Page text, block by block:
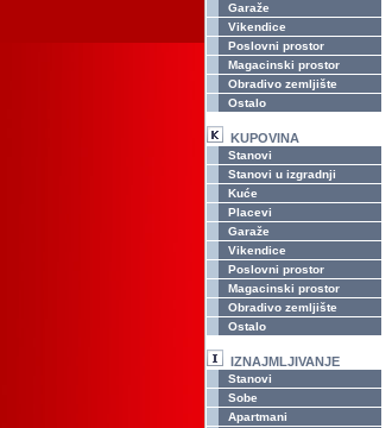
Garaže
Vikendice
Poslovni prostor
Magacinski prostor
Obradivo zemljište
Ostalo
KUPOVINA
Stanovi
Stanovi u izgradnji
Kuće
Placevi
Garaže
Vikendice
Poslovni prostor
Magacinski prostor
Obradivo zemljište
Ostalo
IZNAJMLJIVANJE
Stanovi
Sobe
Apartmani